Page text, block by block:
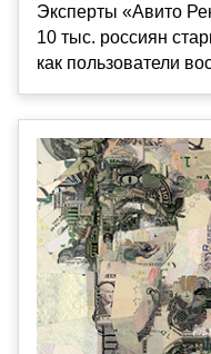
Эксперты «Авито
10 тыс. россиян
как пользователи